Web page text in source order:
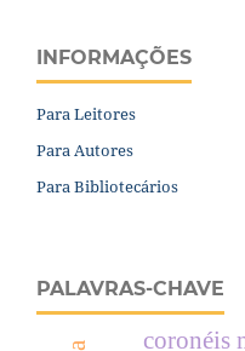
INFORMAÇÕES
Para Leitores
Para Autores
Para Bibliotecários
PALAVRAS-CHAVE
coronéis